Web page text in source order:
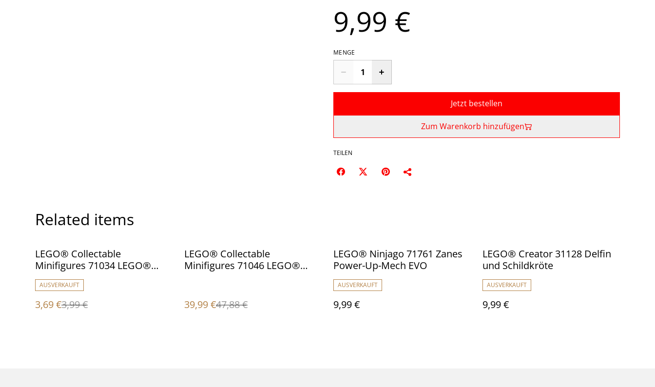
9,99 €
MENGE
Jetzt bestellen
Zum Warenkorb hinzufügen
TEILEN
Related items
%
LEGO® Collectable
Minifigures 71034 LEGO®
Minifiguren Serie 23 - col23
Ferry Captain
AUSVERKAUFT
3,69 €3,99 €
%
LEGO® Collectable
Minifigures 71046 LEGO®
39,99 €47,88 €
LEGO® Ninjago 71761 Zanes
Power-Up-Mech EVO
AUSVERKAUFT
9,99 €
LEGO® Creator 31128 Delfin
und Schildkröte
AUSVERKAUFT
9,99 €